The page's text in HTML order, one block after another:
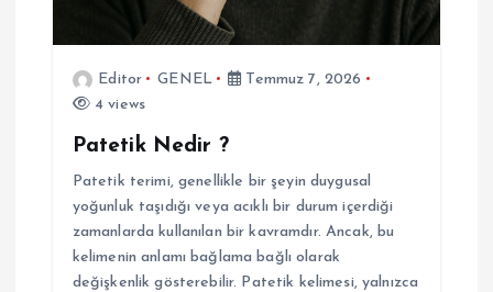
Editor GENEL
Temmuz 7, 2026
4 views
Patetik Nedir ?
Patetik terimi, genellikle bir şeyin duygusal
yoğunluk taşıdığı veya acıklı bir durum içerdiği
zamanlarda kullanılan bir kavramdır. Ancak, bu
kelimenin anlamı bağlama bağlı olarak
değişkenlik gösterebilir. Patetik kelimesi, yalnızca